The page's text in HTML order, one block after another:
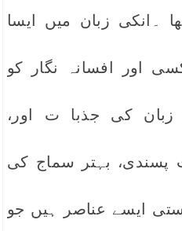
۔انکی زبان میں ایسا
اور افسانہ نگار کو
زبان کی جذبا ت اور،
بہتر سماج کی
ایسے عناصر ہیں جو